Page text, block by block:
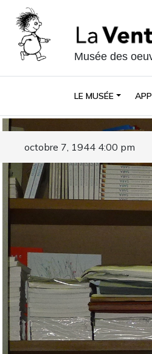
Musée des
LE MUSÉE
octobre 7, 1944 4:00 pm